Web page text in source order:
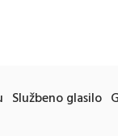
Službeno glasilo